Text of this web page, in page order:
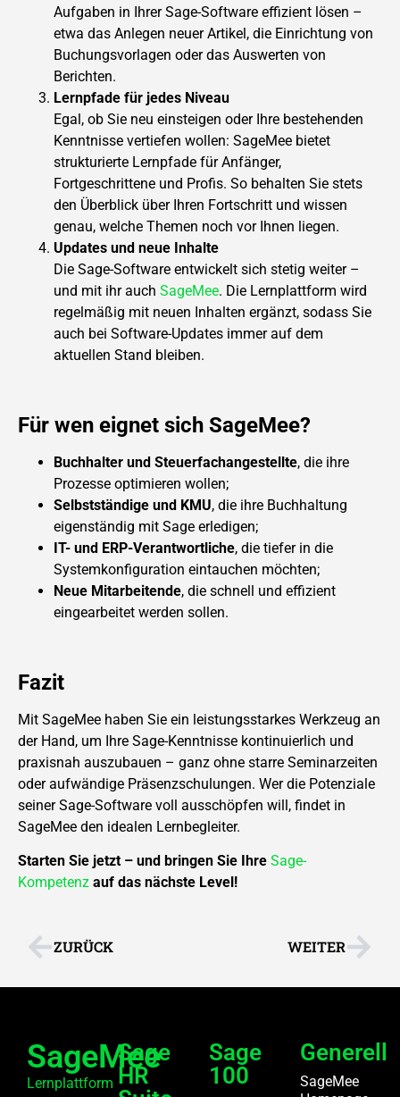
Aufgaben in Ihrer Sage-Software effizient lösen –
etwa das Anlegen neuer Artikel, die Einrichtung von
Buchungsvorlagen oder das Auswerten von
Berichten.
Lernpfade für jedes Niveau
Egal, ob Sie neu einsteigen oder Ihre bestehenden
Kenntnisse vertiefen wollen: SageMee bietet
strukturierte Lernpfade für Anfänger,
Fortgeschrittene und Profis. So behalten Sie stets
den Überblick über Ihren Fortschritt und wissen
genau, welche Themen noch vor Ihnen liegen.
Updates und neue Inhalte
Die Sage-Software entwickelt sich stetig weiter –
und mit ihr auch SageMee. Die Lernplattform wird
regelmäßig mit neuen Inhalten ergänzt, sodass Sie
auch bei Software-Updates immer auf dem
aktuellen Stand bleiben.
Für wen eignet sich SageMee?
Buchhalter und Steuerfachangestellte, die ihre
Prozesse optimieren wollen;
Selbstständige und KMU, die ihre Buchhaltung
eigenständig mit Sage erledigen;
IT- und ERP-Verantwortliche, die tiefer in die
Systemkonfiguration eintauchen möchten;
Neue Mitarbeitende, die schnell und effizient
eingearbeitet werden sollen.
Fazit
Mit SageMee haben Sie ein leistungsstarkes Werkzeug an
der Hand, um Ihre Sage-Kenntnisse kontinuierlich und
praxisnah auszubauen – ganz ohne starre Seminarzeiten
oder aufwändige Präsenzschulungen. Wer die Potenziale
seiner Sage-Software voll ausschöpfen will, findet in
SageMee den idealen Lernbegleiter.
Starten Sie jetzt – und bringen Sie Ihre Sage-
Kompetenz auf das nächste Level!
ZURÜCK WEITER
SageMee
Lernplattform
Sage
HR
Sage
100
Generell
SageMee